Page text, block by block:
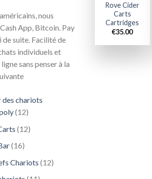
nous
App, Bitcoin. Pay
de suite. Facilité de
individuels et
sans penser à la
chariots
1212
1212
1616
Chariots 1212
Rove Cider
Carts
Cartridges
€35.00